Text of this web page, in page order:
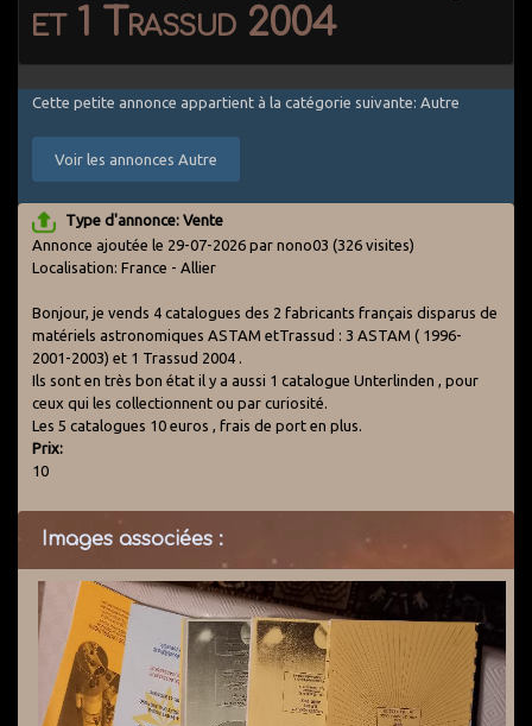
et 1 Trassud 2004
Cette petite annonce appartient à la catégorie suivante: Autre
Voir les annonces Autre
Type d'annonce: Vente
Annonce ajoutée le 29-07-2026 par nono03 (326 visites)
Localisation: France - Allier
Bonjour, je vends 4 catalogues des 2 fabricants français disparus de
matériels astronomiques ASTAM etTrassud : 3 ASTAM ( 1996-
2001-2003) et 1 Trassud 2004 .
Ils sont en très bon état il y a aussi 1 catalogue Unterlinden , pour
ceux qui les collectionnent ou par curiosité.
Les 5 catalogues 10 euros , frais de port en plus.
Prix:
10
Images associées :